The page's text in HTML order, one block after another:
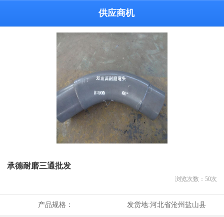
供应商机
承德耐磨三通批发
浏览次数： 50次
产品规格： 发货地:河北省沧州盐山县